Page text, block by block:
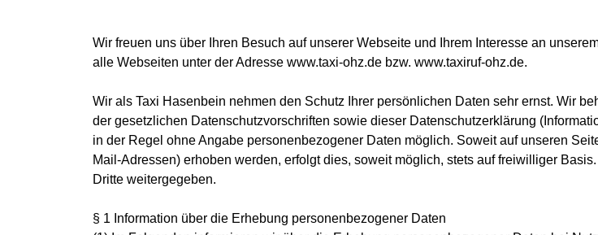
Wir freuen uns über Ihren Besuch auf unserer Webseite und Ihrem Interesse an
alle Webseiten unter der Adresse www.taxi-ohz.de bzw. www.taxiruf-ohz.de.
Wir als Taxi Hasenbein nehmen den Schutz Ihrer persönlichen Daten sehr ernst. Wir
der gesetzlichen Datenschutzvorschriften sowie dieser Datenschutzerklärung
in der Regel ohne Angabe personenbezogener Daten möglich. Soweit auf unseren
Mail-Adressen) erhoben werden, erfolgt dies, soweit möglich, stets auf freiwilliger
Dritte weitergegeben.
§ 1 Information über die Erhebung personenbezogener Daten